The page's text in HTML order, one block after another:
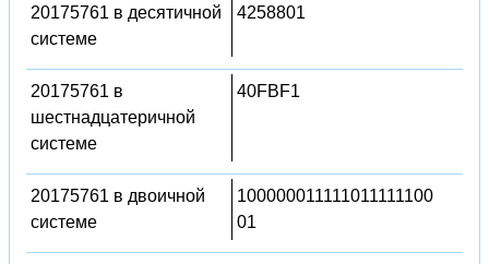
20175761 в десятичной
системе
4258801
20175761 в
шестнадцатеричной
системе
40FBF1
20175761 в двоичной
системе
100000011111011111100
01